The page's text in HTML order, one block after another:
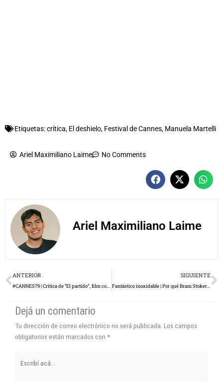
Etiquetas:crítica, El deshielo, Festival de Cannes, Manuela Martelli
Ariel Maximiliano Laime No Comments
Ariel Maximiliano Laime
Prev
ANTERIOR
#CANNES79 | Crítica de “El partido”, film codirigido por Juan Cabral y Santiago Franco
SIGUIENTE
Fantástico inoxidable | Por qué Bram Stoker’s Dracula es un clásico
Dejá un comentario
Tu dirección de correo electrónico no será publicada. Los campos
obligatorios están marcados con *
acá...